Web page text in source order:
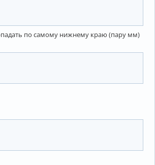
по самому нижнему краю (пару мм)